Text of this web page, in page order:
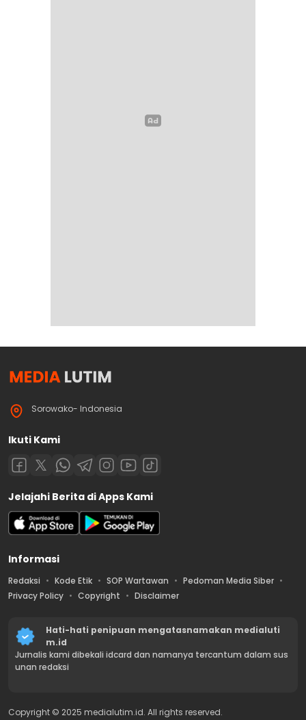
Sorowako- Indonesia
Ikuti Kami
Jelajahi Berita di Apps Kami
Informasi
Redaksi Kode Etik SOP Wartawan
Pedoman Media Siber
Privacy Policy
Copyright Disclaimer
Hati-hati penipuan mengatasnamakan medialuti
m.id
Jurnalis kami dibekali idcard dan namanya tercantum dalam sus
unan redaksi
Copyright © 2025 medialutim.id. All rights reserved.